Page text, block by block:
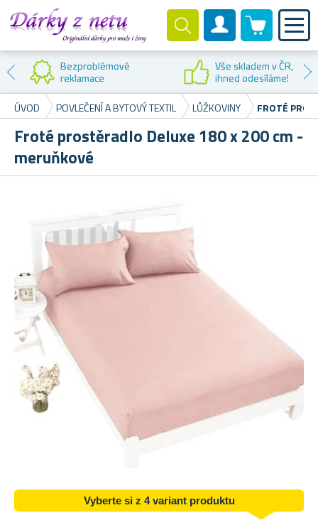
Zákaznický účet
0 produktů
Bezproblémové
reklamace
Vše skladem v ČR,
ihned odesíláme!
ÚVOD
POVLEČENÍ A BYTOVÝ TEXTIL LŮŽKOVINY FROTÉ
Froté prostěradlo Deluxe 180 x 200 cm -
meruňkové
Vyberte si z 4 variant produktu